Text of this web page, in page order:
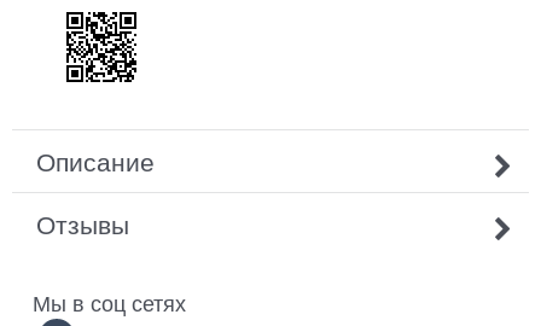
Описание
Отзывы
Мы в соц сетях